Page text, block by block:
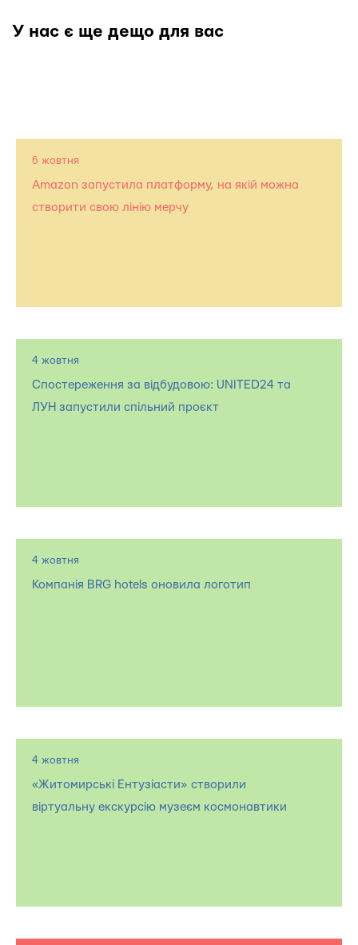
У нас є ще дещо для вас
6 жовтня
Amazon запустила платформу, на якій можна
створити свою лінію мерчу
4 жовтня
Спостереження за відбудовою: UNITED24 та
ЛУН запустили спільний проєкт
4 жовтня
Компанія BRG hotels оновила логотип
4 жовтня
«Житомирські Ентузіасти» створили
віртуальну екскурсію музеєм космонавтики